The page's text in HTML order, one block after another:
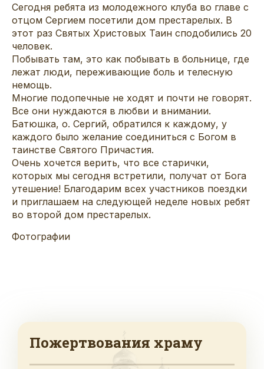
Сегодня ребята из молодежного клуба во главе с
отцом Сергием посетили дом престарелых. В
этот раз Святых Христовых Таин сподобились 20
человек.
Побывать там, это как побывать в больнице, где
лежат люди, переживающие боль и телесную
немощь.
Многие подопечные не ходят и почти не говорят.
Все они нуждаются в любви и внимании.
Батюшка, о. Сергий, обратился к каждому, у
каждого было желание соединиться с Богом в
таинстве Святого Причастия.
Очень хочется верить, что все старички,
которых мы сегодня встретили, получат от Бога
утешение! Благодарим всех участников поездки
и приглашаем на следующей неделе новых ребят
во второй дом престарелых.
Фотографии
Пожертвования храму